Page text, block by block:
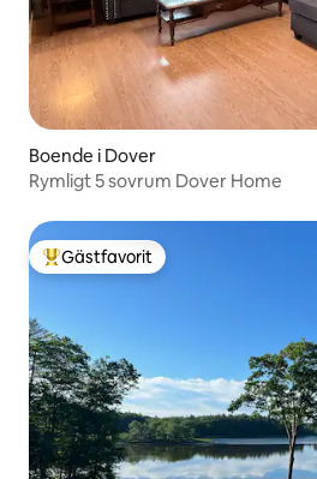
Boende i Dover
Rymligt 5 sovrum Dover Home
Populär gästfavorit
Gästfavorit